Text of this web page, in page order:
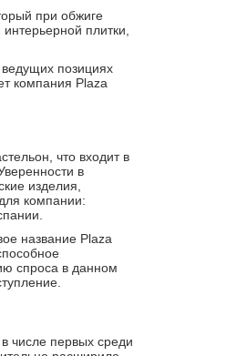
при обжиге
плитки,
позициях
компания Plaza
что входит в
в
изделия,
компании:
название Plaza
спроса в данном
числе первых среди